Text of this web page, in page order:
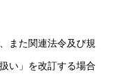
また関連法令及び規
い」を改訂する場合